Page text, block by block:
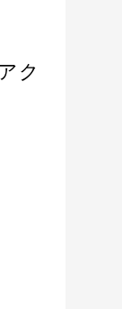
ク